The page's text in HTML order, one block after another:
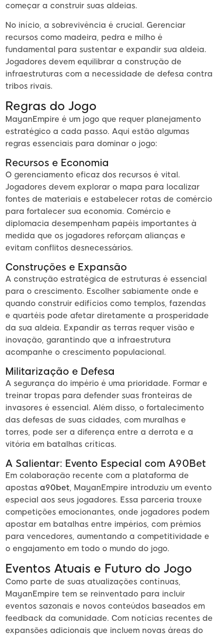
começar a construir suas aldeias.
No início, a sobrevivência é crucial. Gerenciar
recursos como madeira, pedra e milho é
fundamental para sustentar e expandir sua aldeia.
Jogadores devem equilibrar a construção de
infraestruturas com a necessidade de defesa contra
tribos rivais.
Regras do Jogo
MayanEmpire é um jogo que requer planejamento
estratégico a cada passo. Aqui estão algumas
regras essenciais para dominar o jogo:
Recursos e Economia
O gerenciamento eficaz dos recursos é vital.
Jogadores devem explorar o mapa para localizar
fontes de materiais e estabelecer rotas de comércio
para fortalecer sua economia. Comércio e
diplomacia desempenham papéis importantes à
medida que os jogadores reforçam alianças e
evitam conflitos desnecessários.
Construções e Expansão
A construção estratégica de estruturas é essencial
para o crescimento. Escolher sabiamente onde e
quando construir edifícios como templos, fazendas
e quartéis pode afetar diretamente a prosperidade
da sua aldeia. Expandir as terras requer visão e
inovação, garantindo que a infraestrutura
acompanhe o crescimento populacional.
Militarização e Defesa
A segurança do império é uma prioridade. Formar e
treinar tropas para defender suas fronteiras de
invasores é essencial. Além disso, o fortalecimento
das defesas de suas cidades, com muralhas e
torres, pode ser a diferença entre a derrota e a
vitória em batalhas críticas.
A Salientar: Evento Especial com A90Bet
Em colaboração recente com a plataforma de
apostas a90bet, MayanEmpire introduziu um evento
especial aos seus jogadores. Essa parceria trouxe
competições emocionantes, onde jogadores podem
apostar em batalhas entre impérios, com prêmios
para vencedores, aumentando a competitividade e
o engajamento em todo o mundo do jogo.
Eventos Atuais e Futuro do Jogo
Como parte de suas atualizações contínuas,
MayanEmpire tem se reinventado para incluir
eventos sazonais e novos conteúdos baseados em
feedback da comunidade. Com notícias recentes de
expansões adicionais que incluem novas áreas do